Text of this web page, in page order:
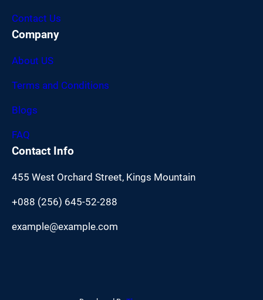
Contact Us
Company
About US
Terms and Conditions
Blogs
FAQ
Contact Info
455 West Orchard Street, Kings Mountain
+088 (256) 645-52-288
example@example.com